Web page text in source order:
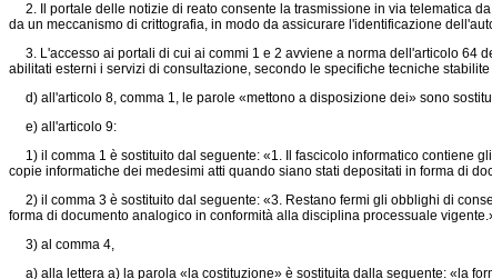
2. Il portale delle notizie di reato consente la trasmissione in via telematica
da un meccanismo di crittografia, in modo da assicurare l'identificazione
3. L'accesso ai portali di cui ai commi 1 e 2 avviene a norma dell'articolo 64
abilitati esterni i servizi di consultazione, secondo le specifiche tecniche
d) all'articolo 8, comma 1, le parole «mettono a disposizione dei» sono
e) all'articolo 9:
1) il comma 1 è sostituito dal seguente: «1. Il fascicolo informatico contiene
copie informatiche dei medesimi atti quando siano stati depositati in forma di
2) il comma 3 è sostituito dal seguente: «3. Restano fermi gli obblighi di
forma di documento analogico in conformità alla disciplina processuale
3) al comma 4,
a) alla lettera a) la parola «la costituzione» è sostituita dalla seguente: «la